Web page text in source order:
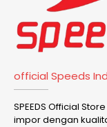
official Speeds
SPEEDS Official
impor dengan